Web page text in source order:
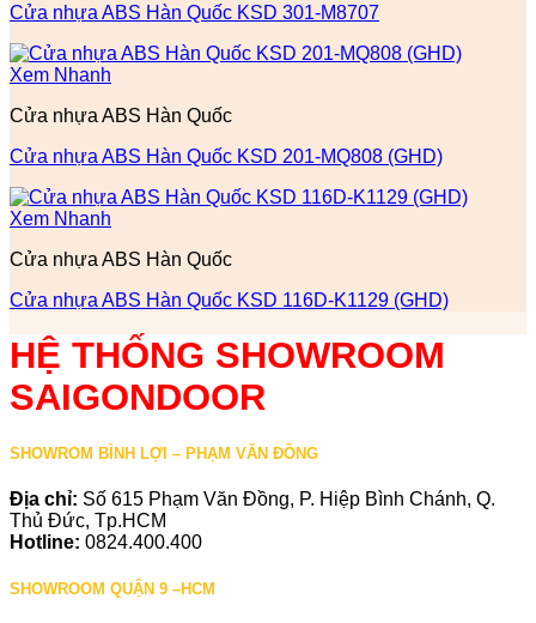
Cửa nhựa ABS Hàn Quốc KSD 301-M8707
Xem Nhanh
Cửa nhựa ABS Hàn Quốc
Cửa nhựa ABS Hàn Quốc KSD 201-MQ808 (GHD)
Xem Nhanh
Cửa nhựa ABS Hàn Quốc
Cửa nhựa ABS Hàn Quốc KSD 116D-K1129 (GHD)
HỆ THỐNG SHOWROOM
SAIGONDOOR
SHOWROM BÌNH LỢI – PHẠM VĂN ĐỒNG
Địa chỉ: Số 615 Phạm Văn Đồng, P. Hiệp Bình Chánh, Q.
Thủ Đức, Tp.HCM
Hotline: 0824.400.400
SHOWROOM QUẬN 9 –HCM